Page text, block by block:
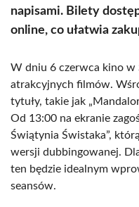
napisami. Bilety
online, co ułatwia
W dniu 6 czerwca kino w
atrakcyjnych filmów.
tytuły, takie jak
Od 13:00 na ekranie
Świątynia Świstaka”,
wersji dubbingowanej.
ten będzie idealnym
seansów.